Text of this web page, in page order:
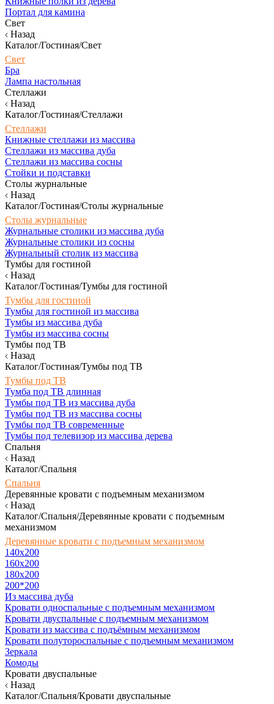
Портал для камина
Свет
Назад
Каталог/Гостиная/Свет
Свет
Бра
Лампа настольная
Стеллажи
Назад
Каталог/Гостиная/Стеллажи
Стеллажи
Книжные стеллажи из массива
Стеллажи из массива дуба
Стеллажи из массива сосны
Стойки и подставки
Столы журнальные
Назад
Каталог/Гостиная/Столы журнальные
Столы журнальные
Журнальные столики из массива дуба
Журнальные столики из сосны
Журнальный столик из массива
Тумбы для гостиной
Назад
Каталог/Гостиная/Тумбы для гостиной
Тумбы для гостиной
Тумбы для гостиной из массива
Тумбы из массива дуба
Тумбы из массива сосны
Тумбы под ТВ
Назад
Каталог/Гостиная/Тумбы под ТВ
Тумбы под ТВ
Тумба под ТВ длинная
Тумбы под ТВ из массива дуба
Тумбы под ТВ из массива сосны
Тумбы под ТВ современные
Тумбы под телевизор из массива дерева
Спальня
Назад
Каталог/Спальня
Спальня
Деревянные кровати с подъемным механизмом
Назад
Каталог/Спальня/Деревянные кровати с подъемным
механизмом
Деревянные кровати с подъемным механизмом
140x200
160х200
180х200
200*200
Из массива дуба
Кровати односпальные с подъемным механизмом
Кровати двуспальные с подъемным механизмом
Кровати из массива с подъёмным механизмом
Кровати полутороспальные с подъемным механизмом
Зеркала
Комоды
Кровати двуспальные
Назад
Каталог/Спальня/Кровати двуспальные